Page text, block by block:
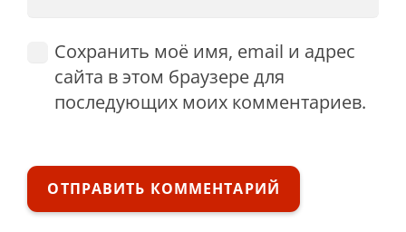
Сохранить моё имя, email и адрес
сайта в этом браузере для
последующих моих комментариев.
ОТПРАВИТЬ КОММЕНТАРИЙ